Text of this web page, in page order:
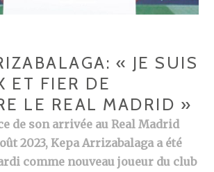
« JE SUIS
ET FIER DE
LE REAL MADRID »
de son arrivée au Real Madrid
2023, Kepa Arrizabalaga a été
comme nouveau joueur du club